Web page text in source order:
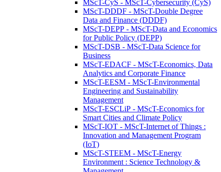
MScT-CyS - MScT-Cybersecurity (CyS)
MScT-DDDF - MScT-Double Degree
Data and Finance (DDDF)
MScT-DEPP - MScT-Data and Economics
for Public Policy (DEPP)
MScT-DSB - MScT-Data Science for
Business
MScT-EDACF - MScT-Economics, Data
Analytics and Corporate Finance
MScT-EESM - MScT-Environmental
Engineering and Sustainability
Management
MScT-ESCLiP - MScT-Economics for
Smart Cities and Climate Policy
MScT-IOT - MScT-Internet of Things :
Innovation and Management Program
(IoT)
MScT-STEEM - MScT-Energy
Environment : Science Technology &